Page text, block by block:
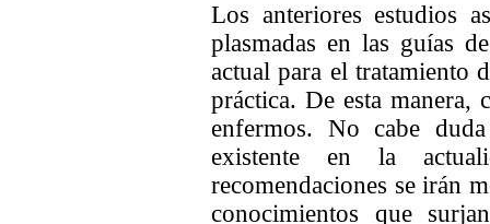
Los anteriores estudios
plasmadas en las guías
actual para el tratamiento
práctica. De esta manera,
enfermos. No cabe
existente en la
recomendaciones se irán
conocimientos que